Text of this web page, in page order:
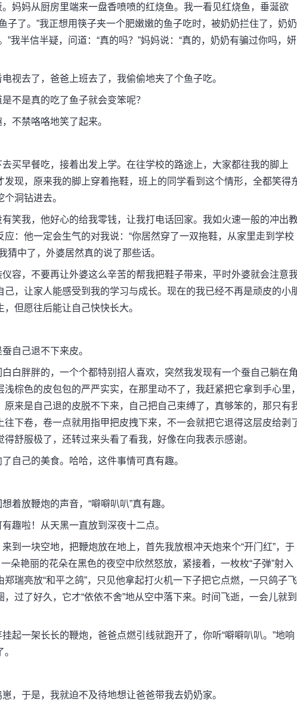
妈从厨房里端来一盘香喷喷的红烧鱼。我一看见红烧鱼，垂涎欲
子了。”我正想用筷子夹一个肥嫩嫩的鱼子吃时，被奶奶拦住了，奶奶
我半信半疑，问道：“真的吗？”妈妈说：“真的，奶奶有骗过你吗，妍
去了，爸爸上班去了，我偷偷地夹了个鱼子吃。
是真的吃了鱼子就会变笨呢？
不禁咯咯地笑了起来。
早餐吃，接着出发上学。在往学校的路途上，大家都往我的脚上
现，原来我的脚上穿着拖鞋，班上的同学看到这个情形，全都笑得
洞钻进去。
我，他好心的给我零钱，让我打电话回家。我如火速一般的冲出
：他一定会生气的对我说：“你居然穿了一双拖鞋，从家里走到学校
猜中了，外婆居然真的说了那些话。
，不要再让外婆这么辛苦的帮我把鞋子带来，平时外婆就会注意
，让家人能感受到我的学习与成长。现在的我已经不再是顽皮的小
但愿往后能让自己快快长大。
自己退不下来皮。
胖胖的，一个个都特别招人喜欢，突然我发现有一个蚕自己躺在
棕色的皮包包的严严实实，在那里动不了，我赶紧把它拿到手心里
来是自己退的皮脱不下来，自己把自己束缚了，真够笨的，那只有
下卷，卷一点就用指甲把皮拽下来，不一会就把它退得这层皮给剥
舒服极了，还转过来头看了看我，好像在向我表示感谢。
己的美食。哈哈，这件事情可真有趣。
放鞭炮的声音，“噼噼叭叭”真有趣。
啦！从天黑一直放到深夜十二点。
一块空地，把鞭炮放在地上，首先我放根冲天炮来个“开门红”，于
朵艳丽的花朵在黑色的夜空中欣然怒放，紧接着，一枚枚“子弹”射入
瑞亮放“和平之鸽”，只见他拿起打火机一下子把它点燃，一只鸽子飞
过了好久，它才“依依不舍”地从空中落下来。时间飞逝，一会儿就到
一架长长的鞭炮，爸爸点燃引线就跑开了，你听“噼噼叭叭。”地响
于是，我就迫不及待地想让爸爸带我去奶奶家。